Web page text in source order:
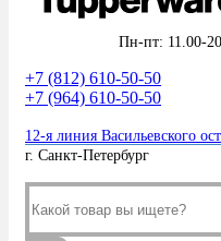
Пн-пт: 11.00-
+7 (812) 610-50-50
+7 (964) 610-50-50
12-я линия Васильевского
г. Санкт-Петербург